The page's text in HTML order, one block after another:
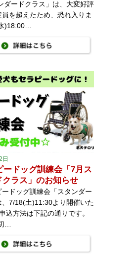
ダードクラス」は、大変好評
を超えたため、恐れ入りま
)18:00…
日
ードッグ訓練会「7月ス
クラス」のお知らせ
ードッグ訓練会「スタンダー
、7/18(土)11:30より開催いた
込方法は下記の通りです。
…